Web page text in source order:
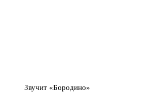
Звучит «Бородино»